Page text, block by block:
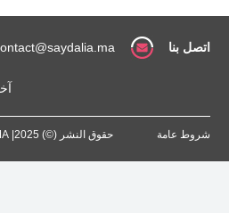
اتصل بنا
شروط عامة حقوق النشر (©) 2025| SAYDALIA.MA